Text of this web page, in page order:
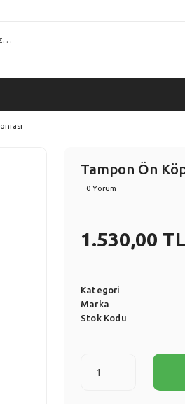
Tampon Ön
0 Yorum
1.530,00 TL
Kategori
Marka
Stok Kodu